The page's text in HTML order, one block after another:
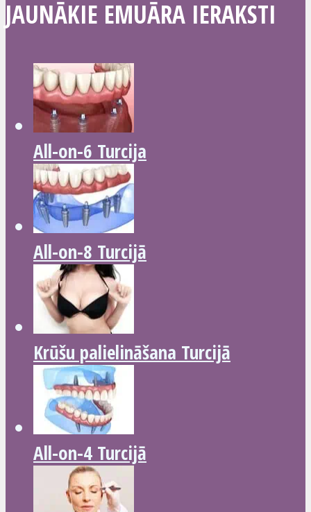
JAUNĀKIE EMUĀRA IERAKSTI
All-on-6 Turcija
All-on-8 Turcijā
Krūšu palielināšana Turcijā
All-on-4 Turcijā